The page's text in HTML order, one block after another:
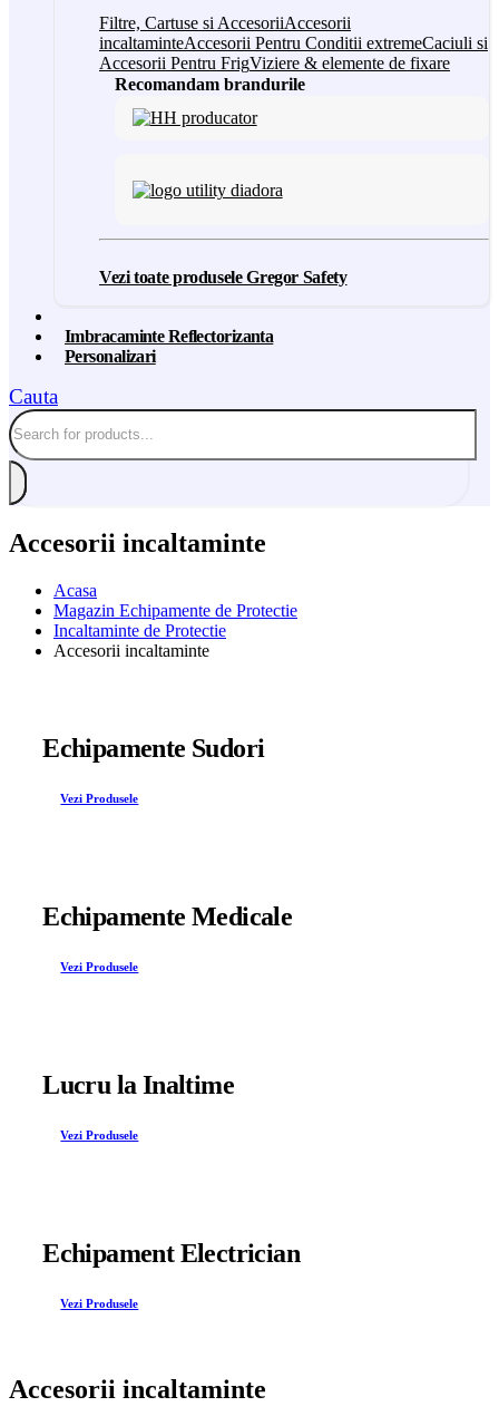
Filtre, Cartuse si AccesoriiAccesorii
incaltaminteAccesorii Pentru Conditii extremeCaciuli si
Accesorii Pentru FrigViziere & elemente de fixare
Recomandam brandurile
Vezi toate produsele Gregor Safety
Imbracaminte Reflectorizanta
Personalizari
Cauta
Accesorii incaltaminte
Acasa
Magazin Echipamente de Protectie
Incaltaminte de Protectie
Accesorii incaltaminte
Echipamente Sudori
Vezi Produsele
Echipamente Medicale
Vezi Produsele
Lucru la Inaltime
Vezi Produsele
Echipament Electrician
Vezi Produsele
Accesorii incaltaminte